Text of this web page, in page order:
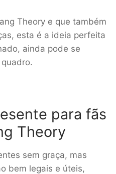
Theory e que também
esta é a ideia perfeita
ainda pode se
para fãs
Theory
sem graça, mas
bem legais e úteis,